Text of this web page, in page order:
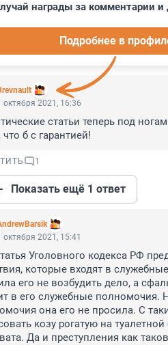
награды за комментарии и
Подробнее в
октября 2021, 16:36
статьи теперь под
что б с гарантией!
1
Показать ещё 1 ответ
октября 2021, 15:41
Уголовного кодекса РФ
которые входят в
его не возбудить дело, а
в его служебные полномочия.
она его не просила. С
козу рогатую на
Да и преступления как